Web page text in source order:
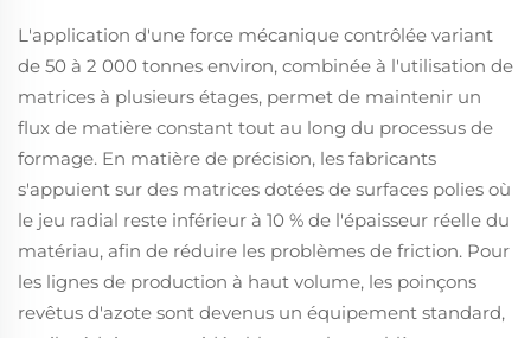
L'application d'une force mécanique contrôlée variant
de 50 à 2 000 tonnes environ, combinée à l'utilisation de
matrices à plusieurs étages, permet de maintenir un
flux de matière constant tout au long du processus de
formage. En matière de précision, les fabricants
s'appuient sur des matrices dotées de surfaces polies où
le jeu radial reste inférieur à 10 % de l'épaisseur réelle du
matériau, afin de réduire les problèmes de friction. Pour
les lignes de production à haut volume, les poinçons
revêtus d'azote sont devenus un équipement standard,